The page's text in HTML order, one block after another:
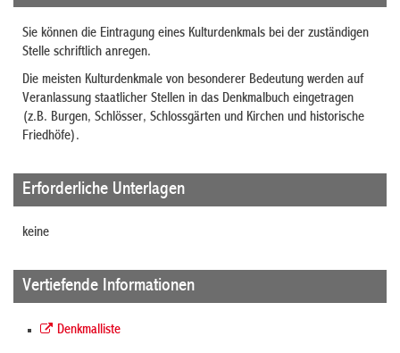
Sie können die Eintragung eines Kulturdenkmals bei der zuständigen
Stelle schriftlich anregen.
Die meisten Kulturdenkmale von besonderer Bedeutung werden auf
Veranlassung staatlicher Stellen in das Denkmalbuch eingetragen
(z.B. Burgen, Schlösser, Schlossgärten und Kirchen und historische
Friedhöfe).
Erforderliche Unterlagen
keine
Vertiefende Informationen
Denkmalliste